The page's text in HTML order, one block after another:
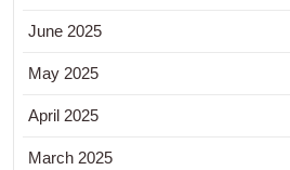
June 2025
May 2025
April 2025
March 2025